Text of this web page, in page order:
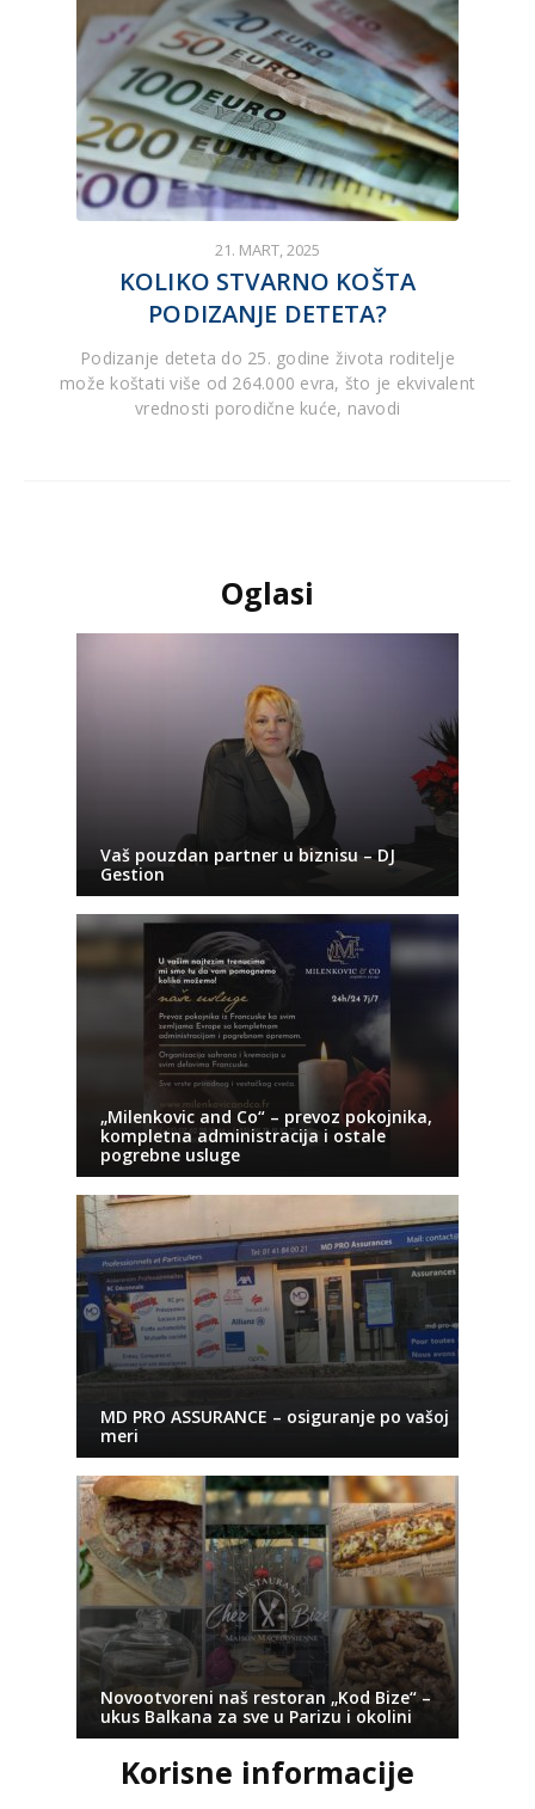
21. MART, 2025
KOLIKO STVARNO KOŠTA
PODIZANJE DETETA?
Podizanje deteta do 25. godine života roditelje
može koštati više od 264.000 evra, što je ekvivalent
vrednosti porodične kuće, navodi
Oglasi
Vaš pouzdan partner u biznisu – DJ
Gestion
„Milenkovic and Co“ – prevoz pokojnika,
kompletna administracija i ostale
pogrebne usluge
MD PRO ASSURANCE – osiguranje po vašoj
meri
Novootvoreni naš restoran „Kod Bize“ –
ukus Balkana za sve u Parizu i okolini
Korisne informacije